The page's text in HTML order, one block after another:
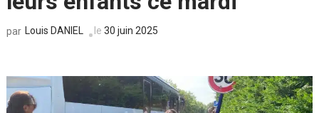
par Louis DANIEL le 30 juin 2025